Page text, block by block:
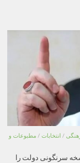
/ انتخابات / مطبوعات و
سرنگونی دولت را